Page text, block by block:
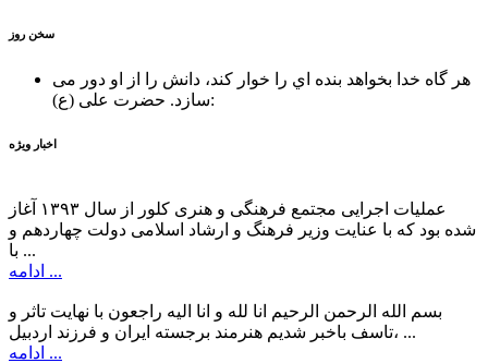
سخن روز
هر گاه خدا بخواهد بنده اي را خوار كند، دانش را از او دور می
سازد.حضرت علی (ع):
اخبار ویژه
عملیات اجرایی مجتمع فرهنگی و هنری کلور از سال ۱۳۹۳ آغاز
شده بود که با عنایت وزیر فرهنگ و ارشاد اسلامی دولت چهاردهم و
با ...
ادامه ...
بسم الله الرحمن الرحیم انا لله و انا الیه راجعون با نهایت تاثر و
تاسف باخبر شدیم هنرمند برجسته ایران و فرزند اردبیل، ...
ادامه ...